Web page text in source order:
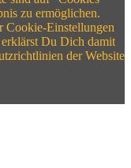
zu ermöglichen.
Cookie-Einstellungen
Du Dich damit
der Website